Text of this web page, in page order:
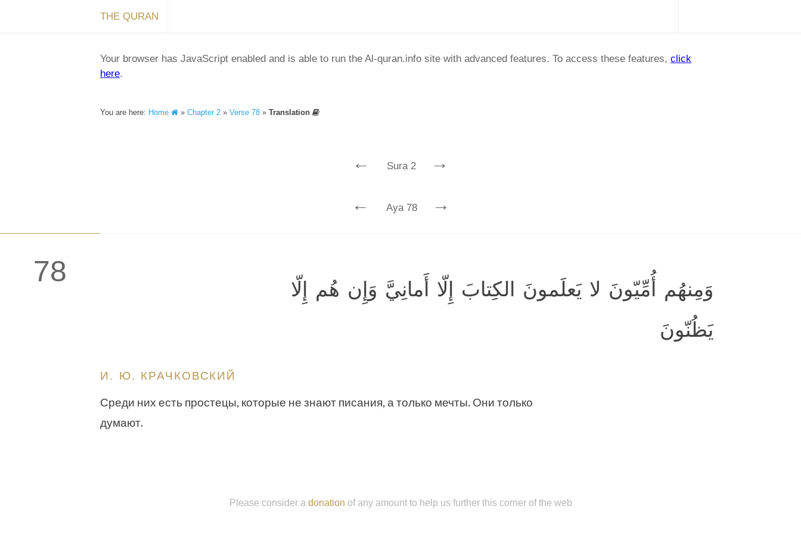
THE QURAN
Your browser has JavaScript enabled and is able to run the Al-quran.info site with advanced features. To access these features, click
here.
You are here: Home » Chapter 2 » Verse 78 » Translation
← Sura 2 →
← Aya 78 →
78
وَمِنهُم أُمِّيّونَ لا يَعلَمونَ الكِتابَ إِلّا أَمانِيَّ وَإِن هُم إِلّا
يَظُنّونَ
И. Ю. КРАЧКОВСКИЙ
Среди них есть простецы, которые не знают писания, а только мечты. Они только
думают.
Please consider a donation of any amount to help us further this corner of the web